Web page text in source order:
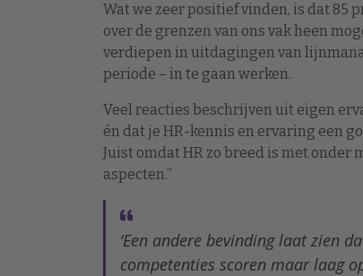
Wat we zeer positief vinden, is dat 85
over de grenzen van ons vak heen
verdiepen in uitdagingen van
periode – in te gaan werken.
Veel reacties beschrijven uit eigen
én dat je HR-kennis en ervaring een
Juist omdat HR zo breed is met
aspecten.”
‘Een andere bevinding laat zien
competenties scoren maar laag